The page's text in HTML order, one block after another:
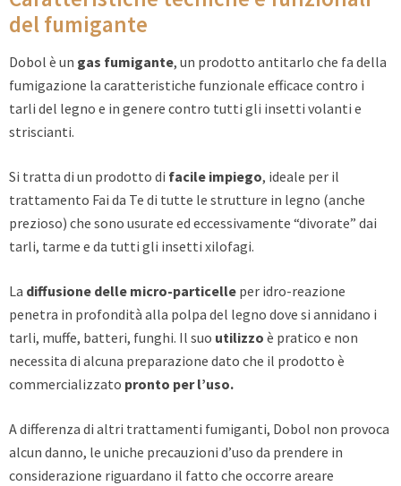
del fumigante
Dobol è un gas fumigante, un prodotto antitarlo che fa della
fumigazione la caratteristiche funzionale efficace contro i
tarli del legno e in genere contro tutti gli insetti volanti e
striscianti.
Si tratta di un prodotto di facile impiego, ideale per il
trattamento Fai da Te di tutte le strutture in legno (anche
prezioso) che sono usurate ed eccessivamente “divorate” dai
tarli, tarme e da tutti gli insetti xilofagi.
La diffusione delle micro-particelle per idro-reazione
penetra in profondità alla polpa del legno dove si annidano i
tarli, muffe, batteri, funghi. Il suo utilizzo è pratico e non
necessita di alcuna preparazione dato che il prodotto è
commercializzato pronto per l’uso.
A differenza di altri trattamenti fumiganti, Dobol non provoca
alcun danno, le uniche precauzioni d’uso da prendere in
considerazione riguardano il fatto che occorre areare